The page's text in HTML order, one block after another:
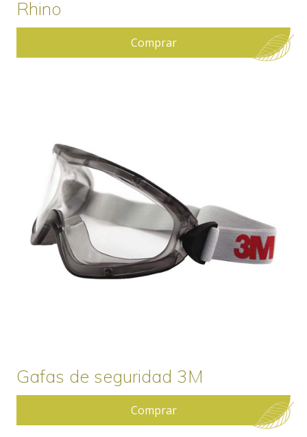
Rhino
Comprar
Gafas de seguridad 3M
Comprar